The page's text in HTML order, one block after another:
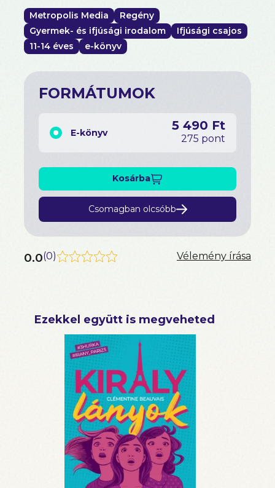
Metropolis Media
Regény
Gyermek- és ifjúsági irodalom
Ifjúsági csajos
11-14 éves
e-könyv
FORMÁTUMOK
E-könyv 5 490 Ft
275 pont
Kosárba
Csomagban olcsóbb
0.0(0) Vélemény írása
Ezekkel együtt is megveheted